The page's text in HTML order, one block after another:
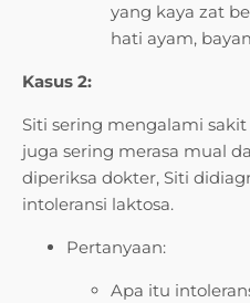
yang kaya zat
hati ayam,
Kasus 2:
Siti sering mengalami
juga sering merasa mual
diperiksa dokter, Siti
intoleransi laktosa.
Pertanyaan:
Apa itu